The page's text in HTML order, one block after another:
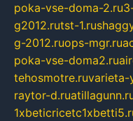
poka-vse-doma-2.ru
g2012.rutst-1.ru
g-2012.ruops-mgr.ru
poka-vse-doma2.ru
tehosmotre.ruvarieta-
raytor-d.ru